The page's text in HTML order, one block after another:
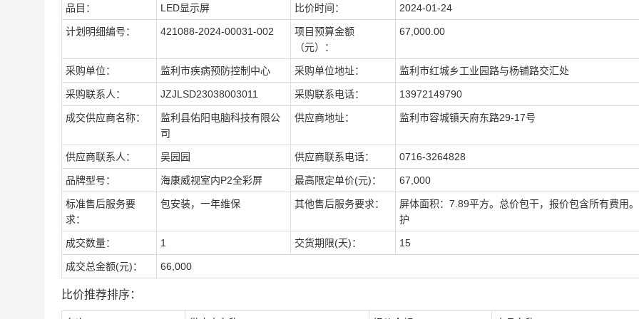
品目： LED显示屏 比价时间： 2024-01-24
计划明细编号： 421088-2024-00031-002
项目预算金额
（元）：
67,000.00
采购单位： 监利市疾病预防控制中心 采购单位地址： 监利市红城乡工业园路与杨铺路交汇处
采购联系人： JZJLSD23038003011 采购联系电话： 13972149790
成交供应商名称：
监利县佑阳电脑科技有限公
司
供应商地址： 监利市容城镇天府东路29-17号
供应商联系人： 吴园园 供应商联系电话： 0716-3264828
品牌型号： 海康威视室内P2全彩屏 最高限定单价(元)： 67,000
标准售后服务要
求：
包安装，一年维保 其他售后服务要求：
屏体面积：7.89平方。总价包干，报价包含所有费用
护
成交数量： 1 交货期限(天)： 15
成交总金额(元)： 66,000
比价推荐排序：